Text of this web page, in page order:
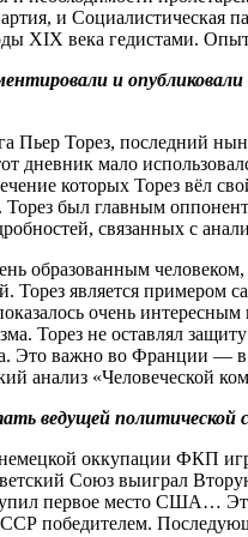
и Социалистическая
ХIХ века гедистами.
и опубликовали
Пьер Торез, последний
дневник мало
которых Торез вёл
Торез был главным
связанных с
образованным
является примером
очень
Торез не оставлял
Это важно во Франции —
анализ «Человеческой
ведущей политической
оккупации ФКП
Союз выиграл
первое место США…
победителем.